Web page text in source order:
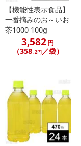
【機能性表示食品】
一番摘みのお～いお
茶1000 100g
3,582円
（358.2円／袋）